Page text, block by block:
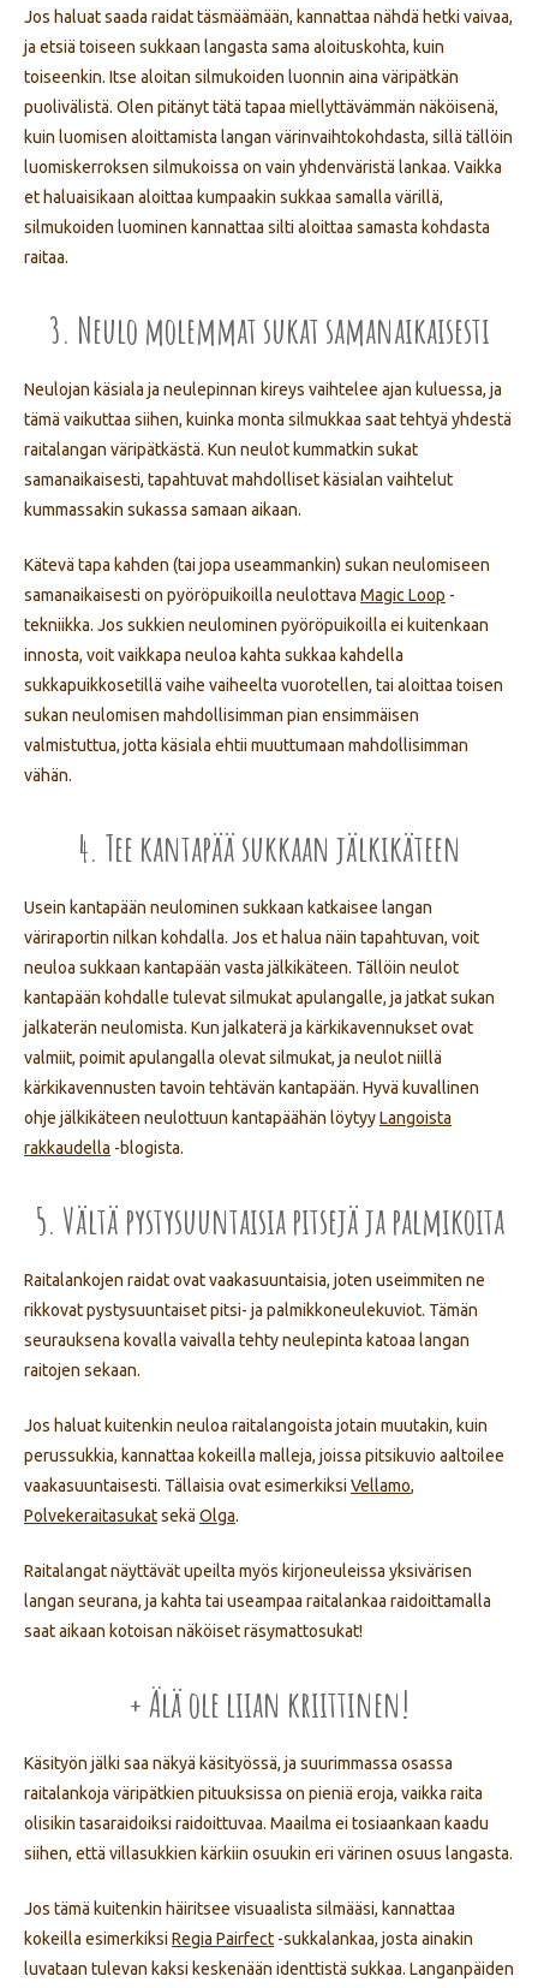
Jos haluat saada raidat täsmäämään, kannattaa nähdä hetki vaivaa,
ja etsiä toiseen sukkaan langasta sama aloituskohta, kuin
toiseenkin. Itse aloitan silmukoiden luonnin aina väripätkän
puolivälistä. Olen pitänyt tätä tapaa miellyttävämmän näköisenä,
kuin luomisen aloittamista langan värinvaihtokohdasta, sillä tällöin
luomiskerroksen silmukoissa on vain yhdenväristä lankaa. Vaikka
et haluaisikaan aloittaa kumpaakin sukkaa samalla värillä,
silmukoiden luominen kannattaa silti aloittaa samasta kohdasta
raitaa.
3. Neulo molemmat sukat samanaikaisesti
Neulojan käsiala ja neulepinnan kireys vaihtelee ajan kuluessa, ja
tämä vaikuttaa siihen, kuinka monta silmukkaa saat tehtyä yhdestä
raitalangan väripätkästä. Kun neulot kummatkin sukat
samanaikaisesti, tapahtuvat mahdolliset käsialan vaihtelut
kummassakin sukassa samaan aikaan.
Kätevä tapa kahden (tai jopa useammankin) sukan neulomiseen
samanaikaisesti on pyöröpuikoilla neulottava Magic Loop -
tekniikka. Jos sukkien neulominen pyöröpuikoilla ei kuitenkaan
innosta, voit vaikkapa neuloa kahta sukkaa kahdella
sukkapuikkosetillä vaihe vaiheelta vuorotellen, tai aloittaa toisen
sukan neulomisen mahdollisimman pian ensimmäisen
valmistuttua, jotta käsiala ehtii muuttumaan mahdollisimman
vähän.
4. Tee kantapää sukkaan jälkikäteen
Usein kantapään neulominen sukkaan katkaisee langan
väriraportin nilkan kohdalla. Jos et halua näin tapahtuvan, voit
neuloa sukkaan kantapään vasta jälkikäteen. Tällöin neulot
kantapään kohdalle tulevat silmukat apulangalle, ja jatkat sukan
jalkaterän neulomista. Kun jalkaterä ja kärkikavennukset ovat
valmiit, poimit apulangalla olevat silmukat, ja neulot niillä
kärkikavennusten tavoin tehtävän kantapään. Hyvä kuvallinen
ohje jälkikäteen neulottuun kantapäähän löytyyLangoista
rakkaudella -blogista.
5. Vältä pystysuuntaisia pitsejä ja palmikoita
Raitalankojen raidat ovat vaakasuuntaisia, joten useimmiten ne
rikkovat pystysuuntaiset pitsi- ja palmikkoneulekuviot. Tämän
seurauksena kovalla vaivalla tehty neulepinta katoaa langan
raitojen sekaan.
Jos haluat kuitenkin neuloa raitalangoista jotain muutakin, kuin
perussukkia, kannattaa kokeilla malleja, joissa pitsikuvio aaltoilee
vaakasuuntaisesti. Tällaisia ovat esimerkiksiVellamo,
Polvekeraitasukatsekä Olga.
Raitalangat näyttävät upeilta myös kirjoneuleissa yksivärisen
langan seurana, ja kahta tai useampaa raitalankaa raidoittamalla
saat aikaan kotoisan näköiset räsymattosukat!
+ Älä ole liian kriittinen!
Käsityön jälki saa näkyä käsityössä, ja suurimmassa osassa
raitalankoja väripätkien pituuksissa on pieniä eroja, vaikka raita
olisikin tasaraidoiksi raidoittuvaa. Maailma ei tosiaankaan kaadu
siihen, että villasukkien kärkiin osuukin eri värinen osuus langasta.
Jos tämä kuitenkin häiritsee visuaalista silmääsi, kannattaa
kokeilla esimerkiksiRegia Pairfect -sukkalankaa, josta ainakin
luvataan tulevan kaksi keskenään identtistä sukkaa. Langanpäiden